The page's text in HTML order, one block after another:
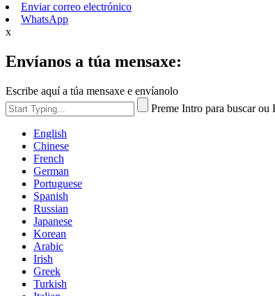
Enviar correo electrónico
WhatsApp
x
Envíanos a túa mensaxe:
Escribe aquí a túa mensaxe e envíanolo
Preme Intro para buscar ou
English
Chinese
French
German
Portuguese
Spanish
Russian
Japanese
Korean
Arabic
Irish
Greek
Turkish